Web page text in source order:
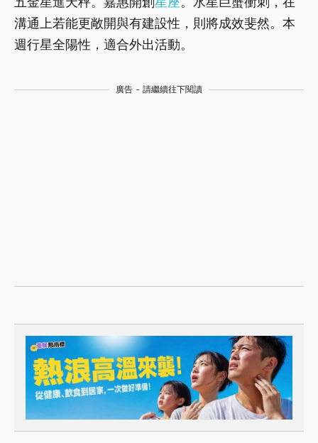
溝通上若能更敞開與有建設性，則將成效斐然。本
週行星全陽性，適合外出活動。
廣告 - 請繼續往下閱讀